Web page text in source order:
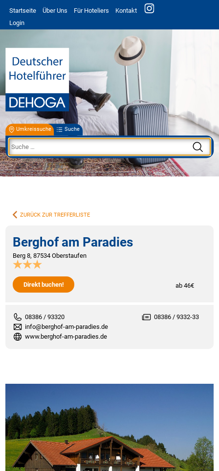
Startseite Über Uns Für Hoteliers
Kontakt
Login
Umkreissuche Suche
ZURÜCK ZUR TREFFERLISTE
Berghof am Paradies
Berg 8, 87534 Oberstaufen
Direkt buchen! ab 46€
08386 / 93320
08386 / 9332-33
info@berghof-am-paradies.de
www.berghof-am-paradies.de